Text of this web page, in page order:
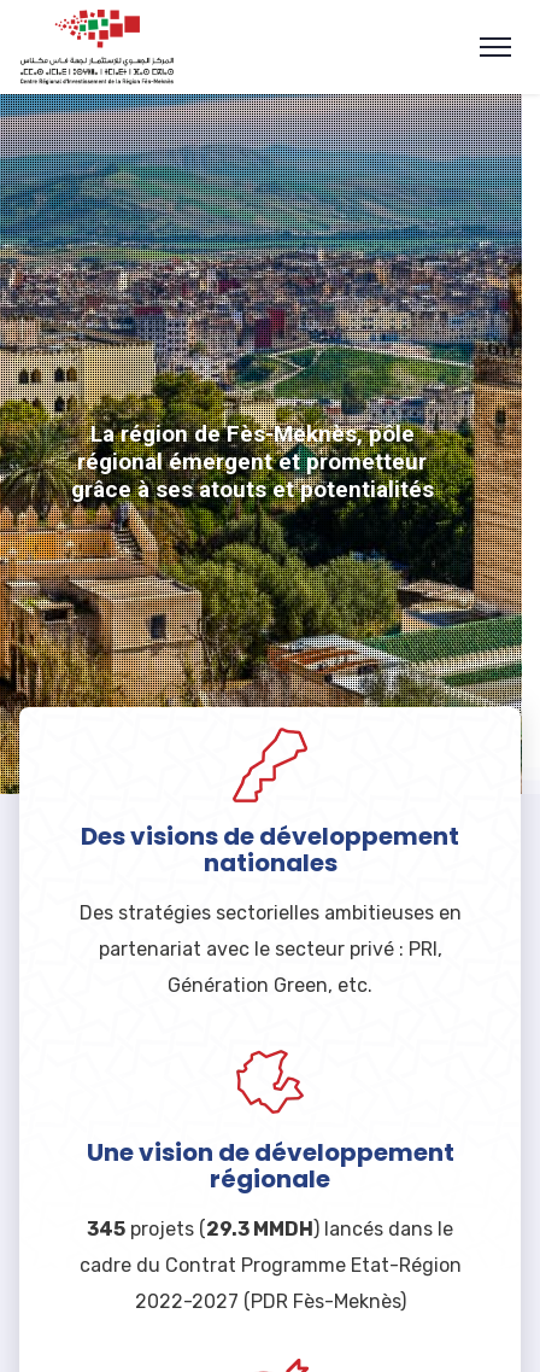
La région de Fès-Meknès, pôle
régional émergent et prometteur
grâce à ses atouts et potentialités
Des visions de développement
nationales
Des stratégies sectorielles ambitieuses en
partenariat avec le secteur privé : PRI,
Génération Green, etc.
Une vision de développement
régionale
345 projets (29.3 MMDH) lancés dans le
cadre du Contrat Programme Etat-Région
2022-2027 (PDR Fès-Meknès)